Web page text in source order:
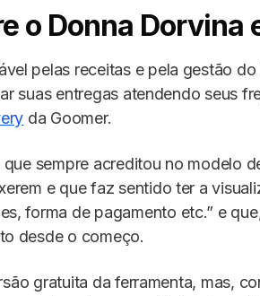
o Donna Dorvina
pelas receitas e pela gestão
suas entregas atendendo seus
da Goomer.
sempre acreditou no modelo
e que faz sentido ter a
forma de pagamento etc.” e
desde o começo.
gratuita da ferramenta, mas,